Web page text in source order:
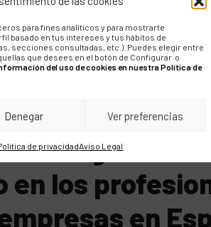
para fines analíticos y para mostrarte
basado en tus intereses y tus hábitos de
secciones consultadas, etc.). Puedes elegir entre
que desees en el botón de Configurar o
del uso de cookies en nuestra Política de
Denegar Ver preferencias
de privacidadAviso Legal
de
en los
en